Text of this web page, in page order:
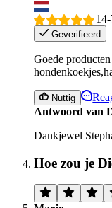
Geverifieerd
Goede
Nuttig
Antwoord van
Dankjewel
Hoe zou je